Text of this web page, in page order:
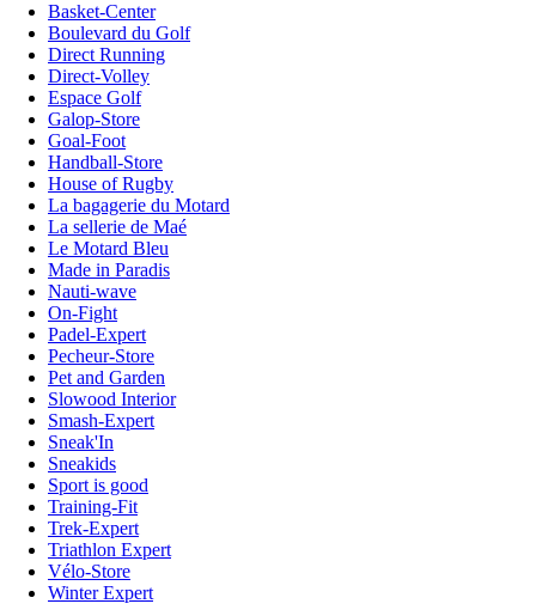
Basket-Center
Boulevard du Golf
Direct Running
Direct-Volley
Espace Golf
Galop-Store
Goal-Foot
Handball-Store
House of Rugby
La bagagerie du Motard
La sellerie de Maé
Le Motard Bleu
Made in Paradis
Nauti-wave
On-Fight
Padel-Expert
Pecheur-Store
Pet and Garden
Slowood Interior
Smash-Expert
Sneak'In
Sneakids
Sport is good
Training-Fit
Trek-Expert
Triathlon Expert
Vélo-Store
Winter Expert